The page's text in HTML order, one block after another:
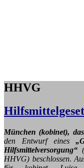
HHVG
München (kobinet), das
den Entwurf eines
Hilfsmittelversorgung“
HHVG) beschlossen.